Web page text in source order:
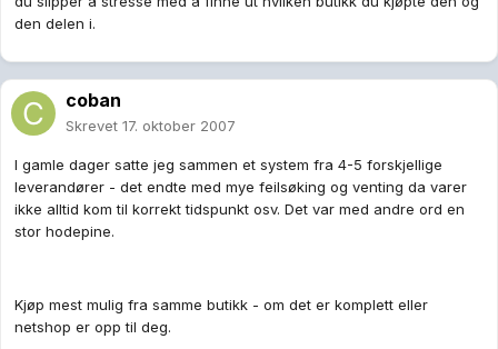
den delen i.
coban
Skrevet 17. oktober 2007
I gamle dager satte jeg sammen et system fra 4-5 forskjellige
leverandører - det endte med mye feilsøking og venting da varer
ikke alltid kom til korrekt tidspunkt osv. Det var med andre ord en
stor hodepine.
Kjøp mest mulig fra samme butikk - om det er komplett eller
netshop er opp til deg.